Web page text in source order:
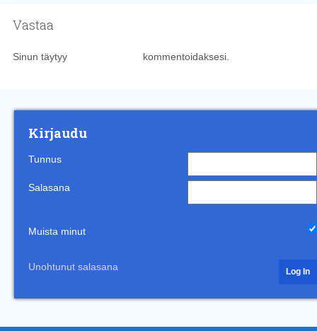
Vastaa
Sinun täytyy kommentoidaksesi.
Kirjaudu
Tunnus
Salasana
Muista minut
Unohtunut salasana